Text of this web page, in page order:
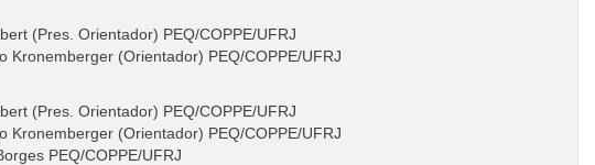
(Pres. Orientador) PEQ/COPPE/UFRJ
Kronemberger (Orientador) PEQ/COPPE/UFRJ
(Pres. Orientador) PEQ/COPPE/UFRJ
Kronemberger (Orientador) PEQ/COPPE/UFRJ
PEQ/COPPE/UFRJ